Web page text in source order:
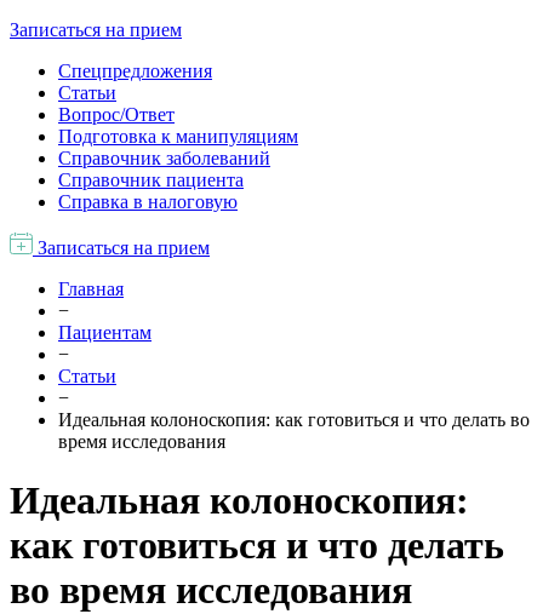
Записаться на прием
Спецпредложения
Статьи
Вопрос/Ответ
Подготовка к манипуляциям
Справочник заболеваний
Справочник пациента
Справка в налоговую
Записаться на прием
Главная
−
Пациентам
−
Статьи
−
Идеальная колоноскопия: как готовиться и что делать во
время исследования
Идеальная колоноскопия:
как готовиться и что делать
во время исследования